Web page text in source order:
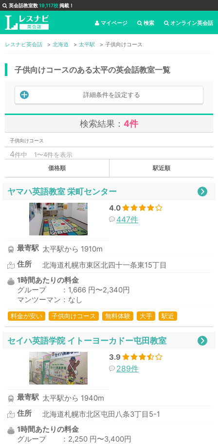
英会話教室数19,117校掲載！
オンライン英会話
検索
マイページ
レスナビ英会話 北海道 太平駅 子供向けコース
子供向けコースのある太平の英会話教室一覧
詳細条件を設定する
検索結果： 4件
子供向けコース
4件中 1〜4件を表示
価格順 駅近順
ヤマハ英語教室 栄町センター
4.0
447件
最寄駅 太平駅から 1910m
住所
北海道札幌市東区北四十一条東15丁目
1時間あたりの料金
グループ ：1,666 円〜2,340円
マンツーマン：なし
料金が安い 子供向けコース 無料体験 大手 駅近
セイハ英語学院 イトーヨーカドー屯田教室
3.9
289件
最寄駅 太平駅から 1940m
住所
北海道札幌市北区屯田八条3丁目5-1
1時間あたりの料金
グループ ：2,250 円〜3,400円